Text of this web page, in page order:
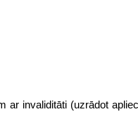
ar invaliditāti (uzrādot